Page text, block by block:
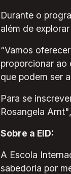
Durante o
além de
“Vamos oferecer
proporcionar ao
que podem ser
Para se
Rosangela
Sobre a EID:
A Escola
sabedoria por